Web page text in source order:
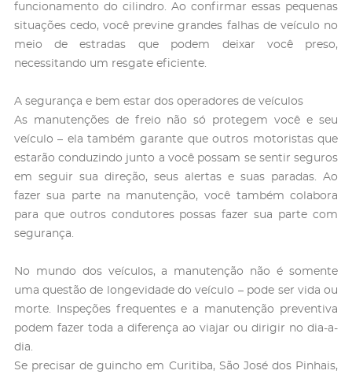
funcionamento do cilindro. Ao confirmar essas pequenas
situações cedo, você previne grandes falhas de veículo no
meio de estradas que podem deixar você preso,
necessitando um resgate eficiente.
A segurança e bem estar dos operadores de veículos
As manutenções de freio não só protegem você e seu
veículo – ela também garante que outros motoristas que
estarão conduzindo junto a você possam se sentir seguros
em seguir sua direção, seus alertas e suas paradas. Ao
fazer sua parte na manutenção, você também colabora
para que outros condutores possas fazer sua parte com
segurança.
No mundo dos veículos, a manutenção não é somente
uma questão de longevidade do veículo – pode ser vida ou
morte. Inspeções frequentes e a manutenção preventiva
podem fazer toda a diferença ao viajar ou dirigir no dia-a-
dia.
Se precisar de guincho em Curitiba, São José dos Pinhais,